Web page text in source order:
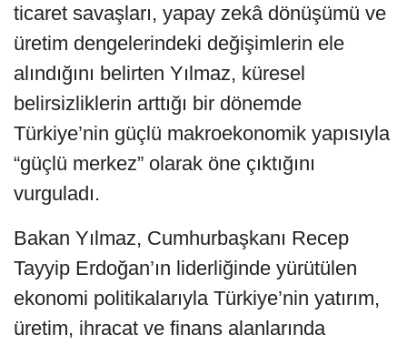
ticaret savaşları, yapay zekâ dönüşümü ve
üretim dengelerindeki değişimlerin ele
alındığını belirten Yılmaz, küresel
belirsizliklerin arttığı bir dönemde
Türkiye’nin güçlü makroekonomik yapısıyla
“güçlü merkez” olarak öne çıktığını
vurguladı.
Bakan Yılmaz, Cumhurbaşkanı Recep
Tayyip Erdoğan’ın liderliğinde yürütülen
ekonomi politikalarıyla Türkiye’nin yatırım,
üretim, ihracat ve finans alanlarında